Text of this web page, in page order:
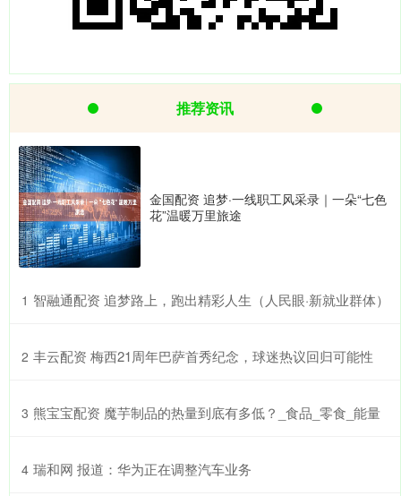
推荐资讯
金国配资 追梦·一线职工风采录｜一朵“七色
花”温暖万里旅途
1 ​智融通配资 追梦路上，跑出精彩人生（人民眼·新就业群体）
2 ​丰云配资 梅西21周年巴萨首秀纪念，球迷热议回归可能性
3 ​熊宝宝配资 魔芋制品的热量到底有多低？_食品_零食_能量
4 ​瑞和网 报道：华为正在调整汽车业务